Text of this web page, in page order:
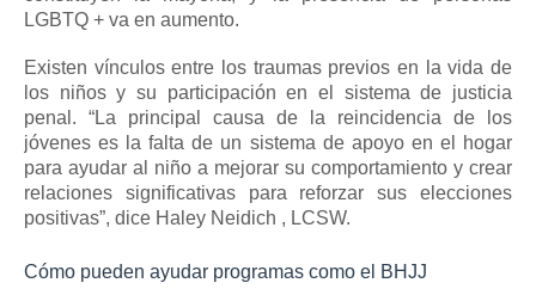
LGBTQ + va en aumento.
Existen vínculos entre los traumas previos en la vida de
los niños y su participación en el sistema de justicia
penal. “La principal causa de la reincidencia de los
jóvenes es la falta de un sistema de apoyo en el hogar
para ayudar al niño a mejorar su comportamiento y crear
relaciones significativas para reforzar sus elecciones
positivas”, dice Haley Neidich , LCSW.
Cómo pueden ayudar programas como el BHJJ